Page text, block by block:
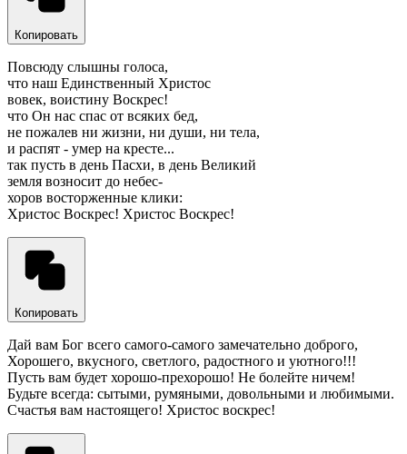
Копировать
Повсюду слышны голоса,
что наш Единственный Христос
вовек, воистину Воскрес!
что Он нас спас от всяких бед,
не пожалев ни жизни, ни души, ни тела,
и распят - умер на кресте...
так пусть в день Пасхи, в день Великий
земля возносит до небес-
хоров восторженные клики:
Христос Воскрес! Христос Воскрес!
Копировать
Дай вам Бог всего самого-самого замечательно доброго,
Хорошего, вкусного, светлого, радостного и уютного!!!
Пусть вам будет хорошо-прехорошо! Не болейте ничем!
Будьте всегда: сытыми, румяными, довольными и любимыми.
Счастья вам настоящего! Христос воскрес!